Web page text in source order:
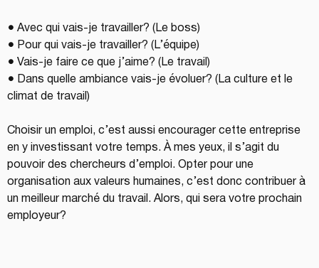
● Avec qui vais-je travailler? (Le boss)
● Pour qui vais-je travailler? (L’équipe)
● Vais-je faire ce que j’aime? (Le travail)
● Dans quelle ambiance vais-je évoluer? (La culture et le
climat de travail)
Choisir un emploi, c’est aussi encourager cette entreprise
en y investissant votre temps. À mes yeux, il s’agit du
pouvoir des chercheurs d’emploi. Opter pour une
organisation aux valeurs humaines, c’est donc contribuer à
un meilleur marché du travail. Alors, qui sera votre prochain
employeur?